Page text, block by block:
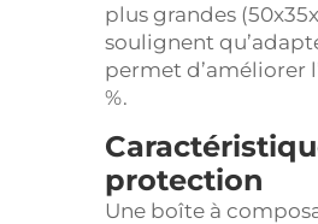
plus grandes
soulignent
permet d’améliorer
%.
protection
Une boîte à